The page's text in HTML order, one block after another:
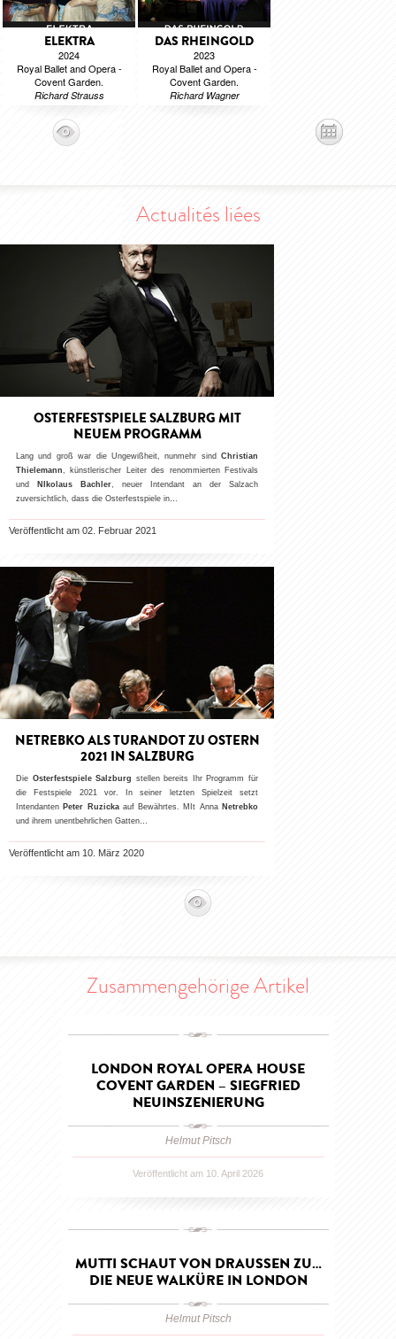
ELEKTRA
2024
Royal Ballet and Opera -
Covent Garden.
Richard Strauss
DAS RHEINGOLD
2023
Royal Ballet and Opera -
Covent Garden.
Richard Wagner
Actualités liées
OSTERFESTSPIELE SALZBURG MIT
NEUEM PROGRAMM
Lang und groß war die Ungewißheit, nunmehr sind Christian
Thielemann, künstlerischer Leiter des renommierten Festivals
und NIkolaus Bachler, neuer Intendant an der Salzach
zuversichtlich, dass die Osterfestspiele in…
Veröffentlicht am 02. Februar 2021
NETREBKO ALS TURANDOT ZU OSTERN
2021 IN SALZBURG
Die Osterfestspiele Salzburg stellen bereits Ihr Programm für
die Festspiele 2021 vor. In seiner letzten Spielzeit setzt
Intendanten Peter Ruzickaauf Bewährtes. MIt Anna Netrebko
und ihrem unentbehrlichen Gatten…
Veröffentlicht am 10. März 2020
Zusammengehörige Artikel
LONDON ROYAL OPERA HOUSE
COVENT GARDEN – SIEGFRIED
NEUINSZENIERUNG
Helmut Pitsch
Veröffentlicht am 10. April 2026
MUTTI SCHAUT VON DRAUSSEN ZU…D
IE NEUE WALKÜRE IN LONDON
Helmut Pitsch